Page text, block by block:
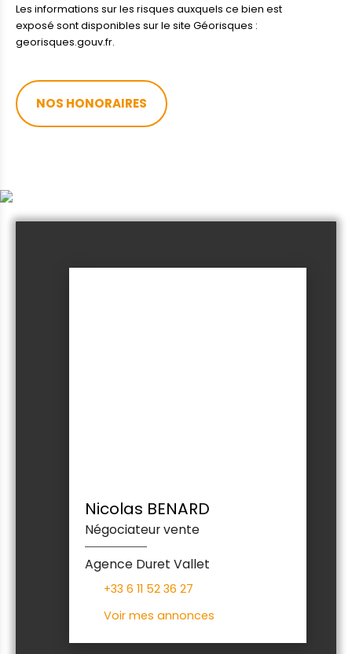
Les informations sur les risques auxquels ce bien est
exposé sont disponibles sur le site Géorisques :
georisques.gouv.fr.
NOS HONORAIRES
Nicolas BENARD
Négociateur vente
Agence Duret Vallet
+33 6 11 52 36 27
Voir mes annonces